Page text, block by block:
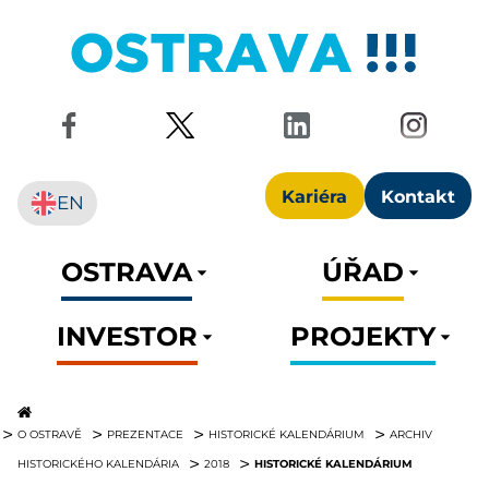
Kariéra Kontakt
EN
OSTRAVA
ÚŘAD
INVESTOR
PROJEKTY
O OSTRAVĚ PREZENTACE HISTORICKÉ KALENDÁRIUM ARCHIV
HISTORICKÉHO KALENDÁRIA 2018 HISTORICKÉ KALENDÁRIUM